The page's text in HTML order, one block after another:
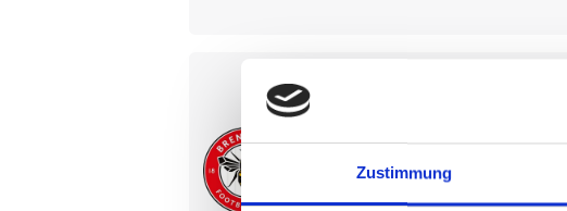
Zustimmung
Gtech